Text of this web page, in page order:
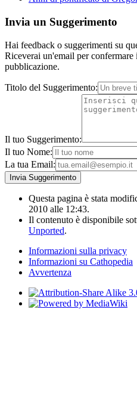
Invia un Suggerimento
Hai feedback o suggerimenti su
Riceverai un'email per
pubblicazione.
Titolo del Suggerimento:
Il tuo Suggerimento:
Il tuo Nome:
La tua Email:
Questa pagina è stata
2010 alle 12:43.
Il contenuto è disponibile
Unported.
Informazioni sulla privacy
Informazioni su Cathopedia
Avvertenza